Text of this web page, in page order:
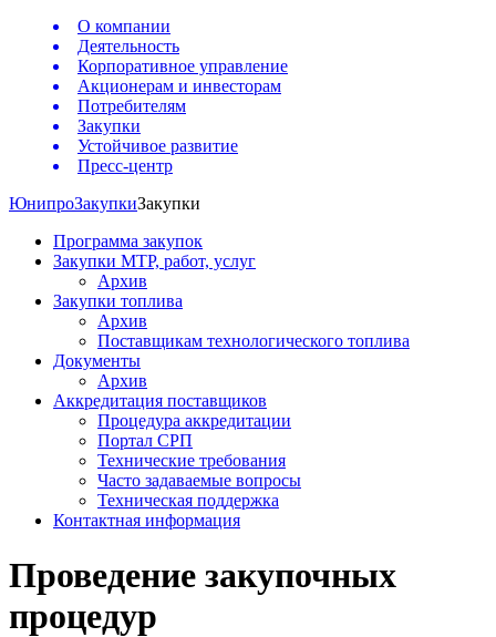
О компании
Деятельность
Корпоративное управление
Акционерам и инвесторам
Потребителям
Закупки
Устойчивое развитие
Пресс-центр
ЮнипроЗакупкиЗакупки
Программа закупок
Закупки МТР, работ, услуг
Архив
Закупки топлива
Архив
Поставщикам технологического топлива
Документы
Архив
Аккредитация поставщиков
Процедура аккредитации
Портал СРП
Технические требования
Часто задаваемые вопросы
Техническая поддержка
Контактная информация
Проведение закупочных
процедур